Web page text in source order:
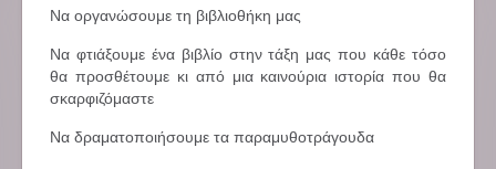
Να οργανώσουμε τη βιβλιοθήκη μας
Να φτιάξουμε ένα βιβλίο στην τάξη μας που κάθε τόσο
θα προσθέτουμε κι από μια καινούρια ιστορία που θα
σκαρφιζόμαστε
Να δραματοποιήσουμε τα παραμυθοτράγουδα